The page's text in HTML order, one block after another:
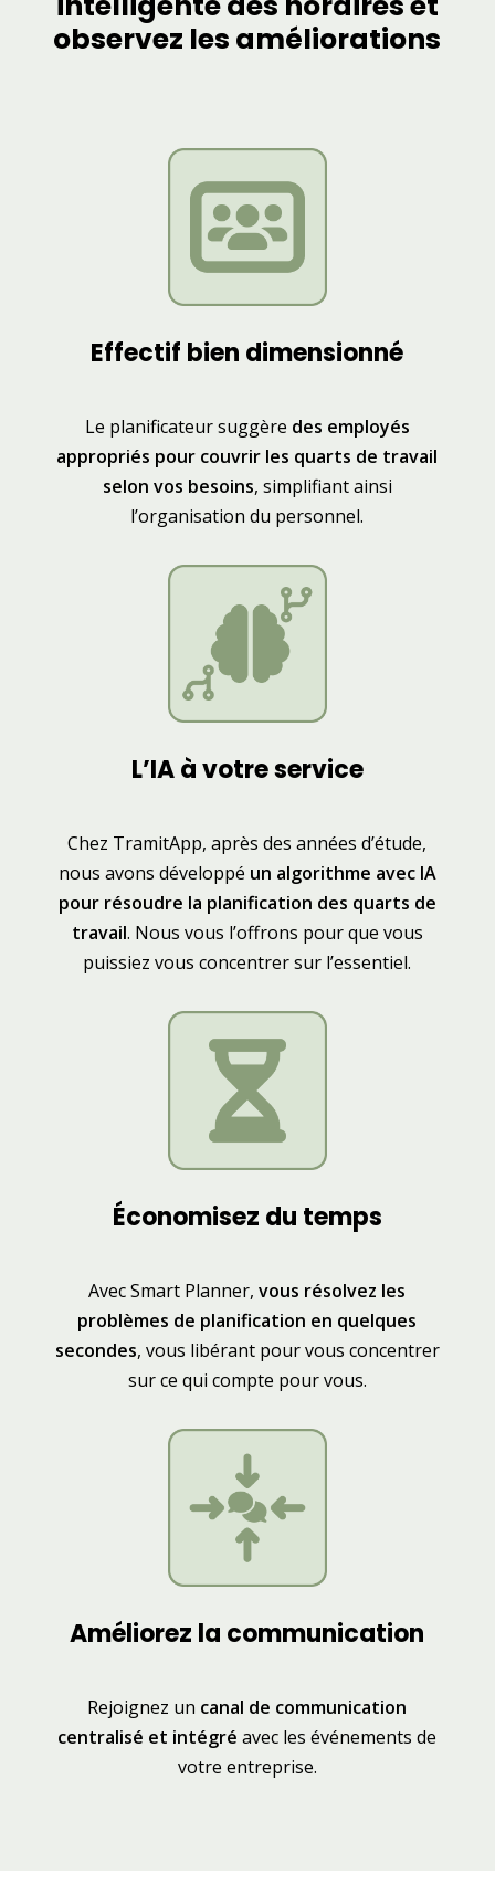
observez les améliorations
Effectif bien dimensionné
Le planificateur suggère des employés
appropriés pour couvrir les quarts de travail
selon vos besoins, simplifiant ainsi
l’organisation du personnel.
L’IA à votre service
Chez TramitApp, après des années d’étude,
nous avons développé un algorithme avec IA
pour résoudre la planification des quarts de
travail. Nous vous l’offrons pour que vous
puissiez vous concentrer sur l’essentiel.
Économisez du temps
Avec Smart Planner,vous résolvez les
problèmes de planification en quelques
secondes, vous libérant pour vous concentrer
sur ce qui compte pour vous.
Améliorez la communication
Rejoignez un canal de communication
centralisé et intégré avec les événements de
votre entreprise.